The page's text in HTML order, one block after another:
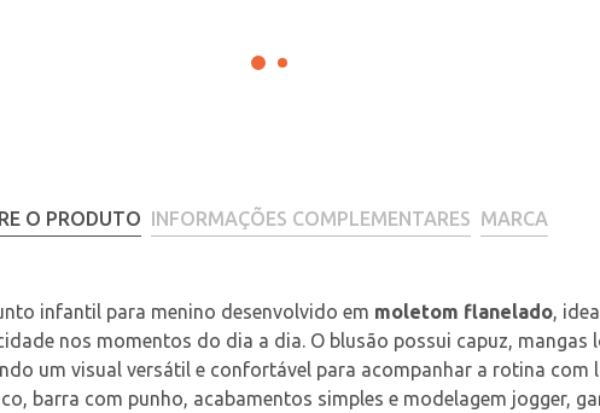
O PRODUTO INFORMAÇÕES COMPLEMENTARES MARCA
infantil para menino desenvolvido em moletom flanelado,
nos momentos do dia a dia. O blusão possui capuz,
um visual versátil e confortável para acompanhar a rotina com
barra com punho, acabamentos simples e modelagem jogger,